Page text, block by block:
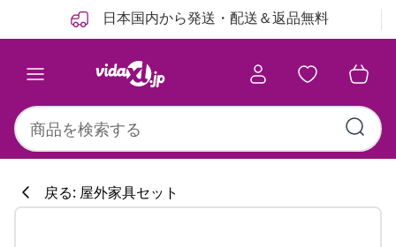
日本国内から発送・配送＆返品無料
戻る: 屋外家具セット